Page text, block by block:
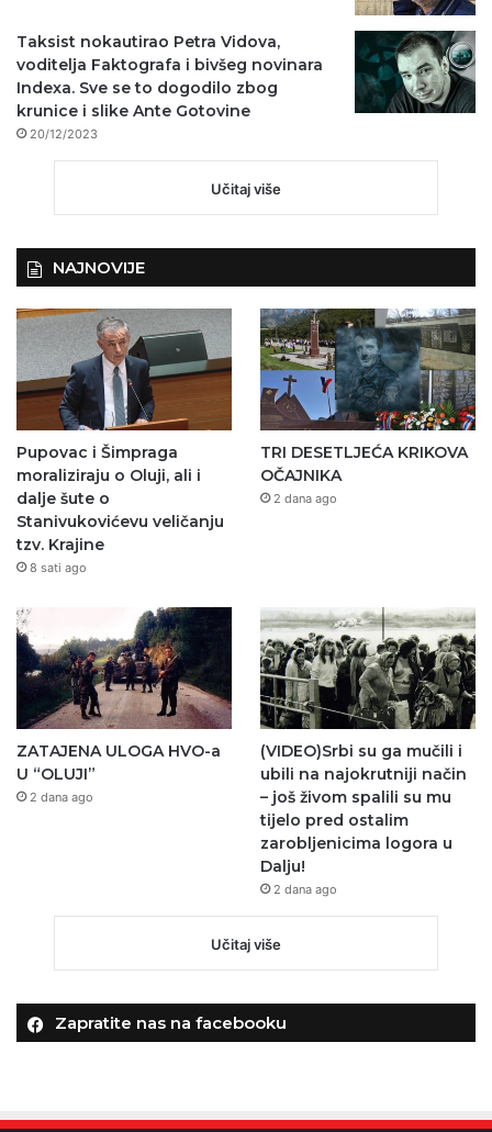
Taksist nokautirao Petra Vidova,
voditelja Faktografa i bivšeg novinara
Indexa. Sve se to dogodilo zbog
krunice i slike Ante Gotovine
20/12/2023
Učitaj više
NAJNOVIJE
Pupovac i Šimpraga
moraliziraju o Oluji, ali i
dalje šute o
Stanivukovićevu veličanju
tzv. Krajine
8 sati ago
TRI DESETLJEĆA KRIKOVA
OČAJNIKA
2 dana ago
ZATAJENA ULOGA HVO-a
U “OLUJI”
2 dana ago
(VIDEO)Srbi su ga mučili i
ubili na najokrutniji način
– još živom spalili su mu
tijelo pred ostalim
zarobljenicima logora u
Dalju!
2 dana ago
Učitaj više
Zapratite nas na facebooku